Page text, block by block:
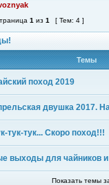
1 из 1 [ Тем: 4 ]
Темы
поход 2019
двушка 2017.
тук-тук... Скоро поход!!!
выходы для чайников и
Показать темы